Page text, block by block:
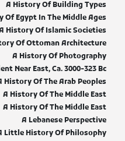
A History Of Building Types
Of Egypt In The Middle Ages
History Of Islamic Societies
Of Ottoman Architecture
A History Of Photography
Near East, Ca. 3000-323 Bc
History Of The Arab Peoples
A History Of The Middle East
A History Of The Middle East
A Lebanese Perspective
Little History Of Philosophy